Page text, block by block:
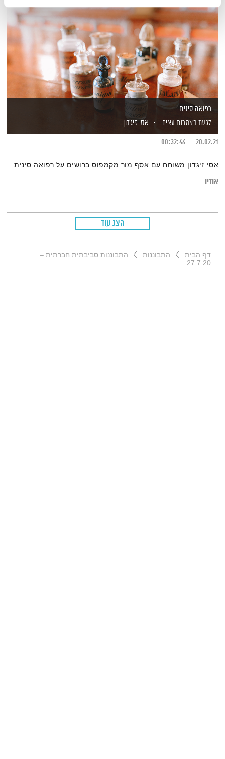
רפואה סינית
לגעת בצמרות עצים
אסי זיגדון
20.02.21
00:32:46
אסי זיגדון משוחח עם אסף מור מקמפוס ברושים על רפואה סינית
אודיו
הצג עוד
דף הבית התבוננות
התבוננות סביבתית חברתית –
27.7.20